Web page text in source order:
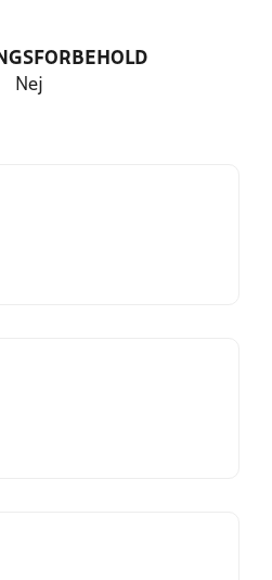
Nej